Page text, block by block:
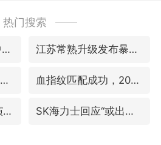
热门搜索
辽宁28名务农人员中暑死亡？官方辟谣 江苏常熟升级发布暴雨红色预警
大连一起飞航班因乘客可乐爆瓶折返 血指纹匹配成功，20年悬案告破！凶手被执行死刑
演员秦焰去世 曾出演《狂飙》 SK海力士回应“或出售重庆工厂”传闻